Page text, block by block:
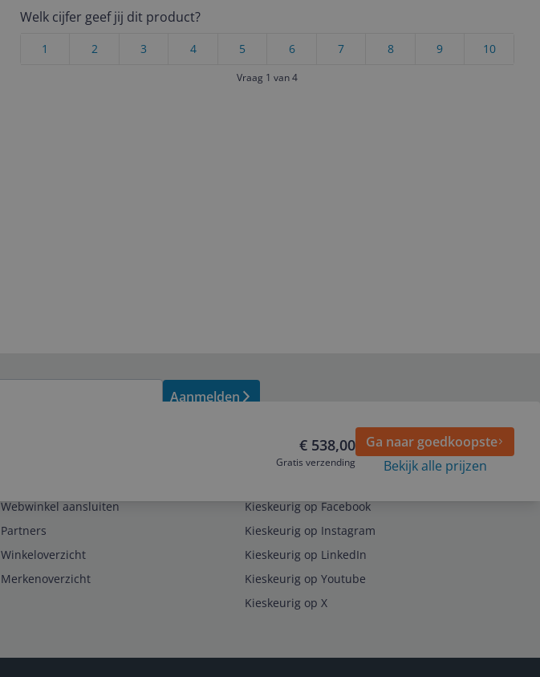
Welk cijfer geef jij dit product?
10
9
8
7
6
5
4
3
2
1
Vraag 1 van 4
€ 538,00
Gratis verzending
Ga naar goedkoopste
Bekijk alle prijzen
Aanmelden
Webwinkel aansluiten
Partners
Winkeloverzicht
Merkenoverzicht
Kieskeurig op Facebook
Kieskeurig op Instagram
Kieskeurig op LinkedIn
Kieskeurig op Youtube
Kieskeurig op X